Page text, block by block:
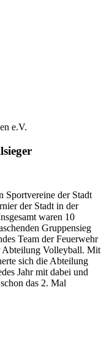
Sportvereine der Stadt
der Stadt in der
waren 10
Gruppensieg
Team der Feuerwehr
Abteilung Volleyball. Mit
sich die Abteilung
Jahr mit dabei und
das 2. Mal